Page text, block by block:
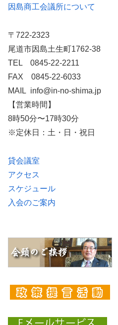
因島商工会議所について
〒722-2323
尾道市因島土生町1762-38
TEL 0845-22-2211
FAX 0845-22-6033
MAIL info@in-no-shima.jp
【営業時間】
8時50分〜17時30分
※定休日：土・日・祝日
貸会議室
アクセス
スケジュール
入会のご案内